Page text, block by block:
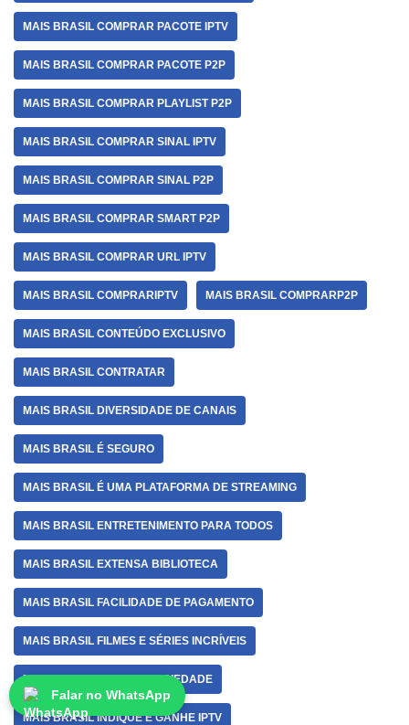
MAIS BRASIL COMPRAR PACOTE IPTV
MAIS BRASIL COMPRAR PACOTE P2P
MAIS BRASIL COMPRAR PLAYLIST P2P
MAIS BRASIL COMPRAR SINAL IPTV
MAIS BRASIL COMPRAR SINAL P2P
MAIS BRASIL COMPRAR SMART P2P
MAIS BRASIL COMPRAR URL IPTV
MAIS BRASIL COMPRARIPTV MAIS BRASIL COMPRARP2P
MAIS BRASIL CONTEÚDO EXCLUSIVO
MAIS BRASIL CONTRATAR
MAIS BRASIL DIVERSIDADE DE CANAIS
MAIS BRASIL É SEGURO
MAIS BRASIL É UMA PLATAFORMA DE STREAMING
MAIS BRASIL ENTRETENIMENTO PARA TODOS
MAIS BRASIL EXTENSA BIBLIOTECA
MAIS BRASIL FACILIDADE DE PAGAMENTO
MAIS BRASIL FILMES E SÉRIES INCRÍVEIS
MAIS BRASIL GRANDE VARIEDADE
MAIS BRASIL INDIQUE E GANHE IPTV
Falar no WhatsApp